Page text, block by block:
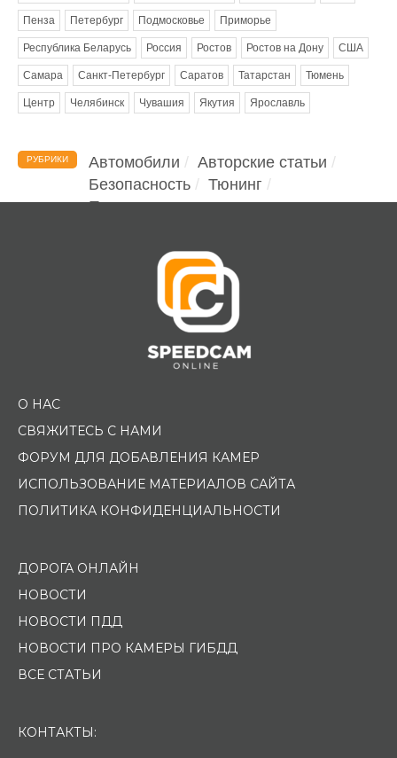
Пенза Петербург Подмосковье Приморье
Республика Беларусь Россия Ростов Ростов на Дону США
Самара Санкт-Петербург Саратов Татарстан Тюмень
Центр Челябинск Чувашия Якутия Ярославль
РУБРИКИ Автомобили
Авторские статьи
Безопасность
Тюнинг
Помощь водителю
О НАС
СВЯЖИТЕСЬ С НАМИ
ФОРУМ ДЛЯ ДОБАВЛЕНИЯ КАМЕР
ИСПОЛЬЗОВАНИЕ МАТЕРИАЛОВ САЙТА
ПОЛИТИКА КОНФИДЕНЦИАЛЬНОСТИ
ДОРОГА ОНЛАЙН
НОВОСТИ
НОВОСТИ ПДД
НОВОСТИ ПРО КАМЕРЫ ГИБДД
ВСЕ СТАТЬИ
КОНТАКТЫ: